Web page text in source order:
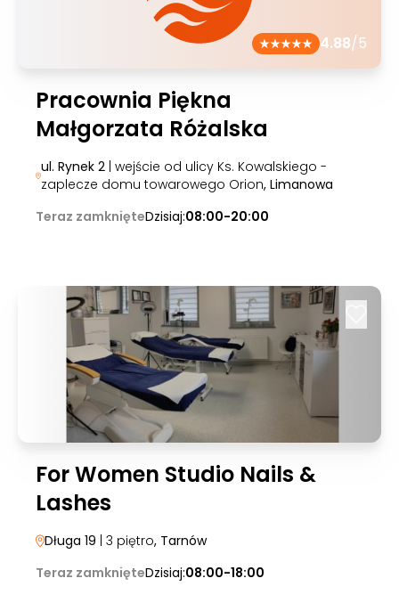
4.88/5
Pracownia Piękna
Małgorzata Różalska
ul. Rynek 2| wejście od ulicy Ks. Kowalskiego -
zaplecze domu towarowego Orion, Limanowa
Teraz zamknięteDzisiaj:08:00-20:00
For Women Studio Nails &
Lashes
Długa 19 | 3 piętro, Tarnów
Teraz zamknięteDzisiaj:08:00-18:00